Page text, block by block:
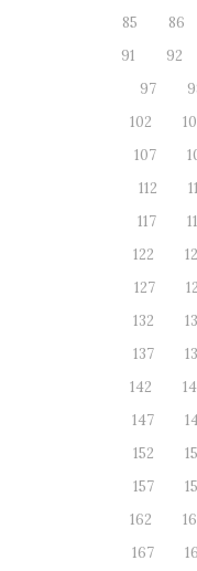
85
86
91
92
97
102
107
112
117
122
127
132
137
142
147
152
157
162
167